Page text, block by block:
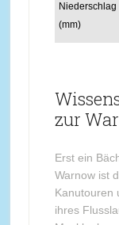
Niederschlag
(mm)
zur
Erst ein
Warnow ist
Kanutouren
ihres